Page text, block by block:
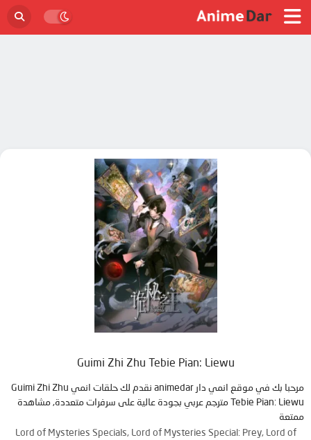
Guimi Zhi Zhu Tebie Pian: Liewu
مرحبا بك في موقع انمي دار animedar نقدم لك حلقات انمي Guimi Zhi Zhu
Tebie Pian: Liewu مترجم عربي بجودة عالية على سرفرات متعددة, مشاهدة
ممتعة
Lord of Mysteries Specials, Lord of Mysteries Special: Prey, Lord of